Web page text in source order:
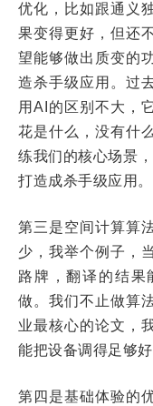
优化，比如跟通义
果变得更好，但还
望能够做出质变的
造杀手级应用。过
用AI的区别不大，
花是什么，没有什
练我们的核心场景
打造成杀手级应用。
第三是空间计算算
少，我举个例子，
路牌，翻译的结果
做。我们不止做算
业最核心的论文，
能把设备调得足够好
第四是基础体验的